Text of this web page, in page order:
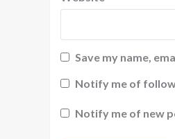
Save my name,
Notify me of
Notify me of new